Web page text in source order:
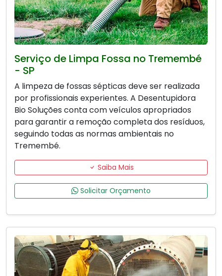
Serviço de Limpa Fossa no Tremembé
- SP
A limpeza de fossas sépticas deve ser realizada
por profissionais experientes. A Desentupidora
Bio Soluções conta com veículos apropriados
para garantir a remoção completa dos resíduos,
seguindo todas as normas ambientais no
Tremembé.
Saiba Mais
Solicitar Orçamento